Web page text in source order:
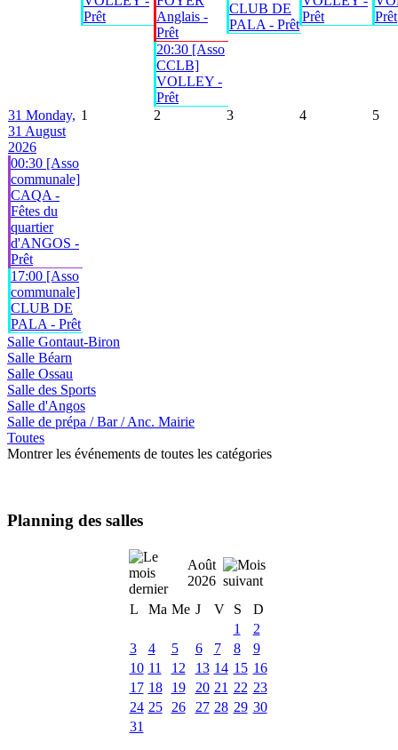
Prêt
Anglais -
Prêt
20:30 [Asso
CCLB]
VOLLEY -
Prêt
CLUB DE
PALA - Prêt
Prêt
Prêt
31 Monday,
31 August
2026
00:30 [Asso
communale]
CAQA -
Fêtes du
quartier
d'ANGOS -
Prêt
17:00 [Asso
communale]
CLUB DE
PALA - Prêt
1 2 3 4 5
Salle Gontaut-Biron
Salle Béarn
Salle Ossau
Salle des Sports
Salle d'Angos
Salle de prépa / Bar / Anc. Mairie
Toutes
Montrer les événements de toutes les catégories
Planning des salles
Août
2026
L
Ma Me J V S
D
1
2
3
4 5 6 7 8
9
10 11 12 13 14 15 16
17 18 19 20 21 22 23
24 25 26 27 28 29 30
31